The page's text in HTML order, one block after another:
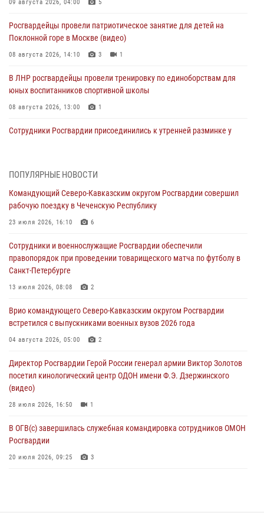
09 августа 2026, 04:00 5
Росгвардейцы провели патриотическое занятие для детей на
Поклонной горе в Москве (видео)
08 августа 2026, 14:10 3 1
В ЛНР росгвардейцы провели тренировку по единоборствам для
юных воспитанников спортивной школы
08 августа 2026, 13:00 1
Сотрудники Росгвардии присоединились к утренней разминке у
в честь юбилея ведомства
08 августа 2026, 09:03
медицины с учетом опыта СВО
08 августа 2026, 09:00 2
Военнослужащие Софринской бригады Росгвардии встретились с
дорогой к Победе в СВО» (видео)
08 августа 2026, 07:00
настольному теннису ко Дню физкультурника
ПОПУЛЯРНЫЕ НОВОСТИ
Командующий Северо-Кавказским округом Росгвардии совершил
рабочую поездку в Чеченскую Республику
23 июля 2026, 16:10 6
Сотрудники и военнослужащие Росгвардии обеспечили
правопорядок при проведении товарищеского матча по футболу в
Санкт-Петербурге
13 июля 2026, 08:08 2
Врио командующего Северо-Кавказским округом Росгвардии
встретился с выпускниками военных вузов 2026 года
04 августа 2026, 05:00 2
Директор Росгвардии Герой России генерал армии Виктор Золотов
посетил кинологический центр ОДОН имени Ф.Э. Дзержинского
(видео)
28 июля 2026, 16:50 1
В ОГВ(с) завершилась служебная командировка сотрудников ОМОН
Росгвардии
20 июля 2026, 09:25 3